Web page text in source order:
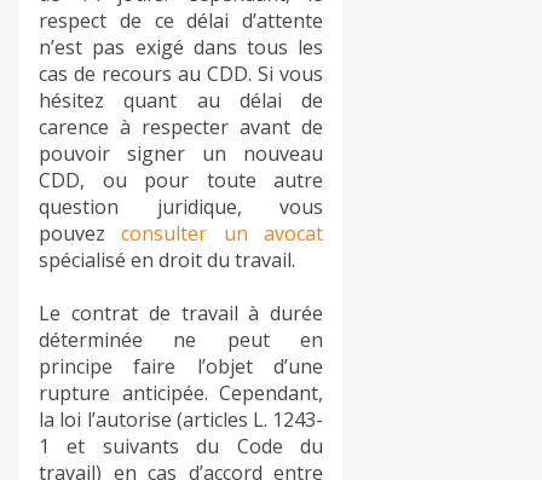
respect de ce délai d’attente
n’est pas exigé dans tous les
cas de recours au CDD. Si vous
hésitez quant au délai de
carence à respecter avant de
pouvoir signer un nouveau
CDD, ou pour toute autre
question juridique, vous
pouvezconsulter un avocat
spécialisé en droit du travail.
Le contrat de travail à durée
déterminée ne peut en
principe faire l’objet d’une
rupture anticipée. Cependant,
la loi l’autorise (articles L. 1243-
1 et suivants du Code du
travail) en cas d’accord entre